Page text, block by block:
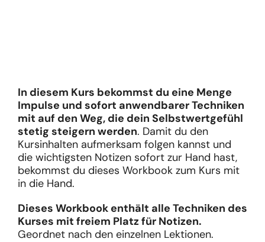
In diesem Kurs bekommst du eine Menge
Impulse und sofort anwendbarer Techniken
mit auf den Weg, die dein Selbstwertgefühl
stetig steigern werden. Damit du den
Kursinhalten aufmerksam folgen kannst und
die wichtigsten Notizen sofort zur Hand hast,
bekommst du dieses Workbook zum Kurs mit
in die Hand.
Dieses Workbook enthält alle Techniken des
Kurses mit freiem Platz für Notizen.
Geordnet nach den einzelnen Lektionen.